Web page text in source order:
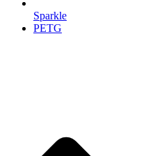
Sparkle
PETG